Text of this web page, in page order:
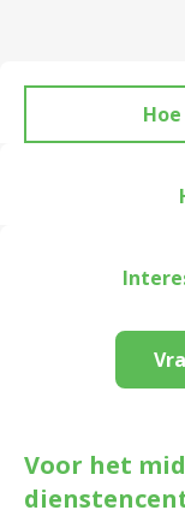
Voor het